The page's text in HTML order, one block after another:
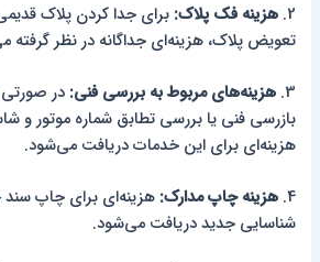
2. هزینه فک پلاک: برای جدا کردن پلاک
تعویض پلاک، هزینه‌ای جداگانه در نظر گرفته
3. هزینه‌های مربوط به بررسی فنی: در صورتی
بازرسی فنی یا بررسی تطابق شماره موتور و
هزینه‌ای برای این خدمات دریافت می‌شود.
4. هزینه چاپ مدارک: هزینه‌ای برای چاپ
شناسایی جدید دریافت می‌شود.